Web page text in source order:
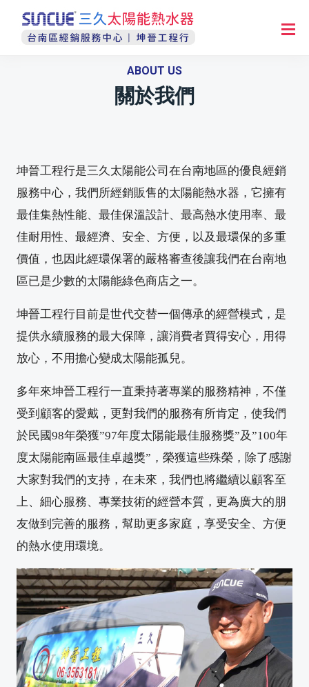
ABOUT US
關於我們
坤晉工程行是三久太陽能公司在台南地區的優良經銷
服務中心，我們所經銷販售的太陽能熱水器，它擁有
最佳集熱性能、最佳保溫設計、最高熱水使用率、最
佳耐用性、最經濟、安全、方便，以及最環保的多重
價值，也因此經環保署的嚴格審查後讓我們在台南地
區已是少數的太陽能綠色商店之一。
坤晉工程行目前是世代交替一個傳承的經營模式，是
提供永續服務的最大保障，讓消費者買得安心，用得
放心，不用擔心變成太陽能孤兒。
多年來坤晉工程行一直秉持著專業的服務精神，不僅
受到顧客的愛戴，更對我們的服務有所肯定，使我們
於民國98年榮獲”97年度太陽能最佳服務獎”及”100年
度太陽能南區最佳卓越獎”，榮獲這些殊榮，除了感謝
大家對我們的支持，在未來，我們也將繼續以顧客至
上、細心服務、專業技術的經營本質，更為廣大的朋
友做到完善的服務，幫助更多家庭，享受安全、方便
的熱水使用環境。